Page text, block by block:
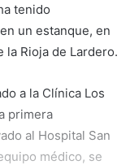
tenido
un estanque, en
la Rioja de Lardero.
a la Clínica Los
primera
al Hospital San
médico, se